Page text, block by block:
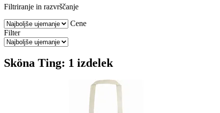
Filtriranje in razvrščanje
Cene
Filter
Sköna Ting: 1 izdelek